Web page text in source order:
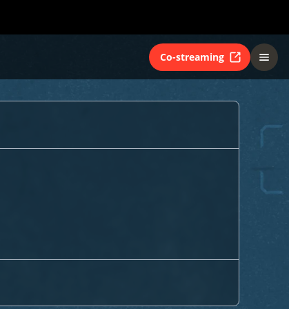
Co-streaming